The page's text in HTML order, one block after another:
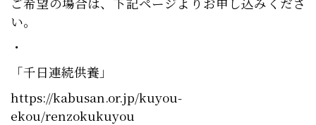
い。
・
「千日連続供養」
https://kabusan.or.jp/kuyou-
ekou/renzokukuyou